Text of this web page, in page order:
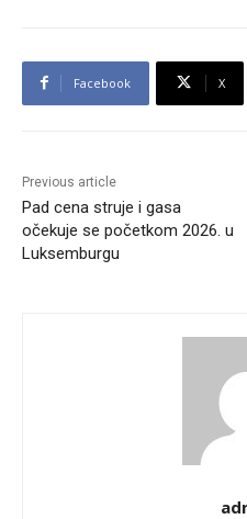
Facebook X
Previous article
Pad cena struje i gasa
očekuje se početkom 2026. u
Luksemburgu